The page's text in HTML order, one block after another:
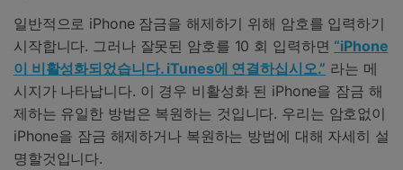
일반적으로 iPhone 잠금을 해제하기 위해 암호를 입력하기
시작합니다. 그러나 잘못된 암호를 10 회 입력하면 “iPhone
이 비활성화되었습니다. iTunes에 연결하십시오.” 라는 메
시지가 나타납니다. 이 경우 비활성화 된 iPhone을 잠금 해
제하는 유일한 방법은 복원하는 것입니다. 우리는 암호없이
iPhone을 잠금 해제하거나 복원하는 방법에 대해 자세히 설
명할것입니다.